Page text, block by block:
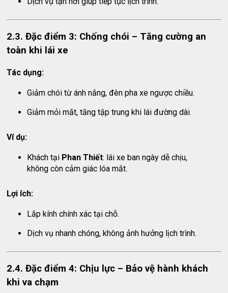
2.3. Đặc điểm 3: Chống chói – Tăng cường an
toàn khi lái xe
Tác dụng:
Giảm chói từ ánh nắng, đèn pha xe ngược chiều.
Giảm mỏi mắt, tăng tập trung khi lái đường dài.
Ví dụ:
Khách tại Phan Thiết: lái xe ban ngày dễ chịu,
không còn cảm giác lóa mắt.
Lợi ích:
Lắp kính chính xác tại chỗ.
Dịch vụ nhanh chóng, không ảnh hưởng lịch trình.
2.4. Đặc điểm 4: Chịu lực – Bảo vệ hành khách
khi va chạm